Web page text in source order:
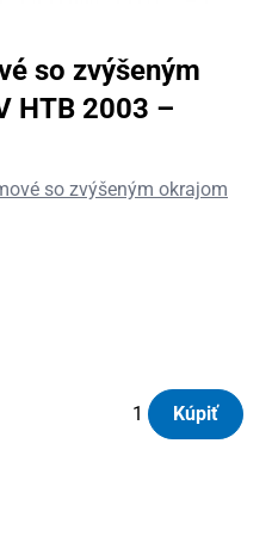
so zvýšeným
HTB 2003 –
so zvýšeným okrajom
Kúpiť